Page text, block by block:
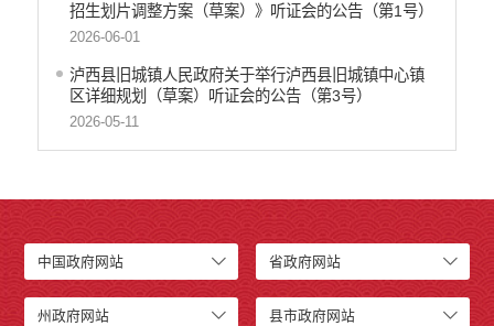
招生划片调整方案（草案）》听证会的公告（第1号）
2026-06-01
泸西县旧城镇人民政府关于举行泸西县旧城镇中心镇
区详细规划（草案）听证会的公告（第3号）
2026-05-11
中国政府网站 省政府网站
州政府网站 县市政府网站